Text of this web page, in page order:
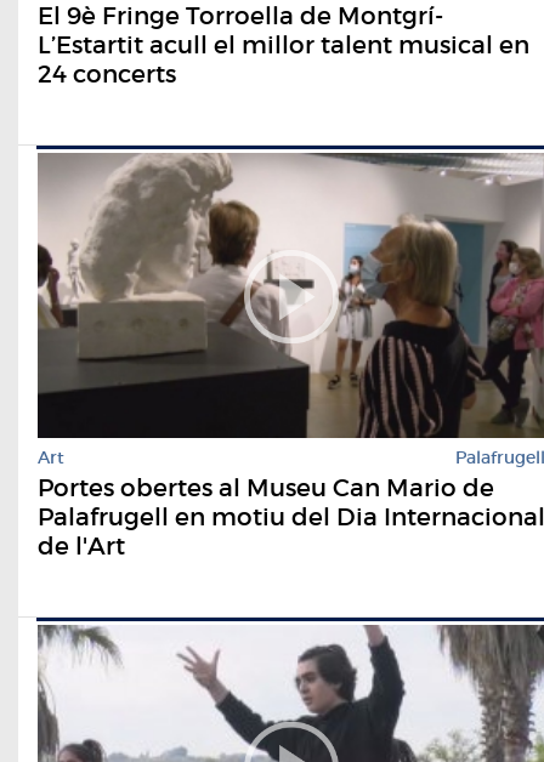
El 9è Fringe Torroella de Montgrí-
L’Estartit acull el millor talent musical en
24 concerts
Art Palafrugell
Portes obertes al Museu Can Mario de
Palafrugell en motiu del Dia Internacional
de l'Art